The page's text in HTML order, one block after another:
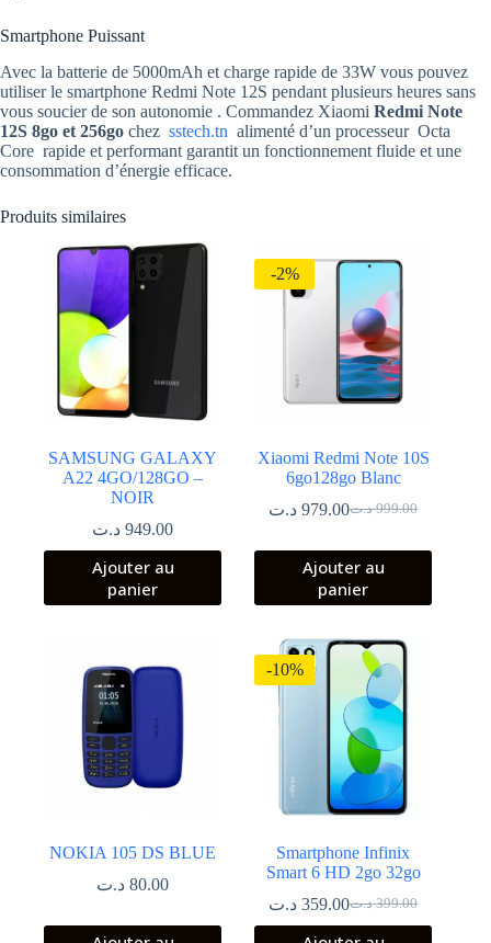
Smartphone Puissant
Avec la batterie de 5000mAh et charge rapide de 33W vous pouvez
utiliser le smartphone Redmi Note 12S pendant plusieurs heures sans
vous soucier de son autonomie . Commandez Xiaomi Redmi Note
12S 8go et 256go chez sstech.tn alimenté d’un processeur Octa
Core rapide et performant garantit un fonctionnement fluide et une
consommation d’énergie efficace.
Produits similaires
SAMSUNG GALAXY
A22 4GO/128GO –
NOIR
949.00 د.ت
Ajouter au
panier
-2%
Xiaomi Redmi Note 10S
6go128go Blanc
999.00 د.تLe
initial
était :
979.00 د.ت
Le
actuel
est :
Ajouter au
panier
NOKIA 105 DS BLUE
80.00 د.ت
-10%
Smartphone Infinix
Smart 6 HD 2go 32go
399.00 د.تLe
prix
359.00 د.ت
Le
prix